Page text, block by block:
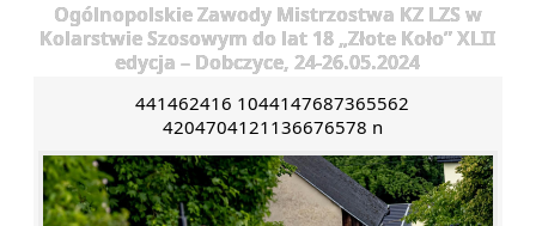
Ogólnopolskie Zawody Mistrzostwa KZ LZS w
Kolarstwie Szosowym do lat 18 „Złote Koło” XLII
edycja – Dobczyce, 24-26.05.2024
441462416 1044147687365562
4204704121136676578 n